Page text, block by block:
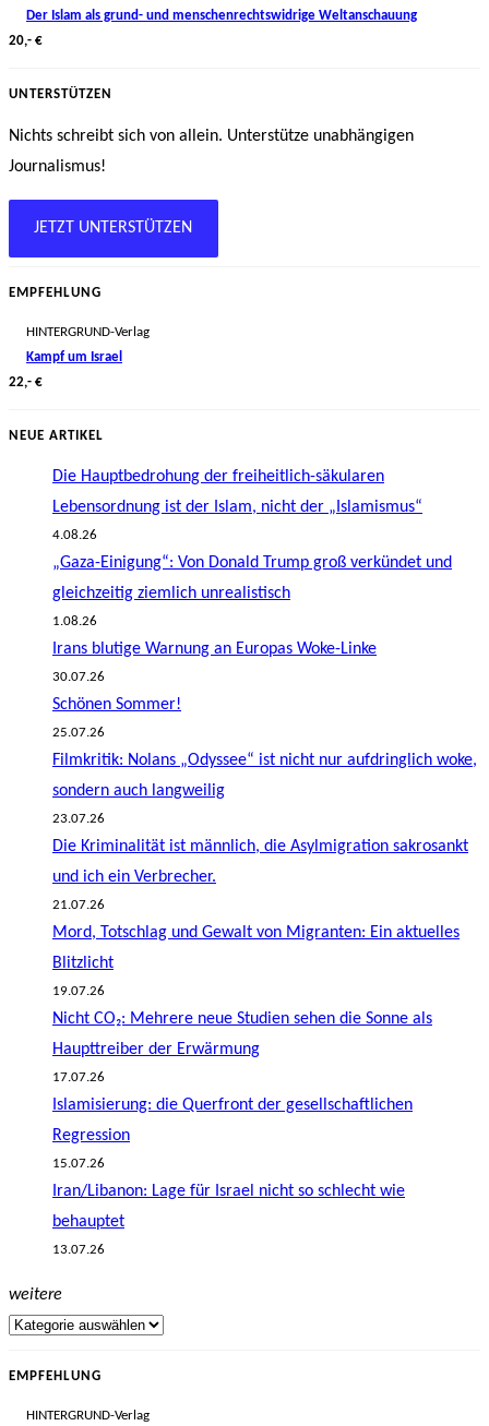
Der Islam als grund- und menschenrechtswidrige Weltanschauung
20,- €
UNTERSTÜTZEN
Nichts schreibt sich von allein. Unterstütze unabhängigen
Journalismus!
JETZT UNTERSTÜTZEN
EMPFEHLUNG
HINTERGRUND-Verlag
Kampf um Israel
22,- €
NEUE ARTIKEL
Die Hauptbedrohung der freiheitlich-säkularen
Lebensordnung ist der Islam, nicht der „Islamismus“
4.08.26
„Gaza-Einigung“: Von Donald Trump groß verkündet und
gleichzeitig ziemlich unrealistisch
1.08.26
Irans blutige Warnung an Europas Woke-Linke
30.07.26
Schönen Sommer!
25.07.26
Filmkritik: Nolans „Odyssee“ ist nicht nur aufdringlich woke,
sondern auch langweilig
23.07.26
Die Kriminalität ist männlich, die Asylmigration sakrosankt
und ich ein Verbrecher.
21.07.26
Mord, Totschlag und Gewalt von Migranten: Ein aktuelles
Blitzlicht
19.07.26
Nicht CO₂: Mehrere neue Studien sehen die Sonne als
Haupttreiber der Erwärmung
17.07.26
Islamisierung: die Querfront der gesellschaftlichen
Regression
15.07.26
Iran/Libanon: Lage für Israel nicht so schlecht wie
behauptet
13.07.26
weitere
EMPFEHLUNG
HINTERGRUND-Verlag